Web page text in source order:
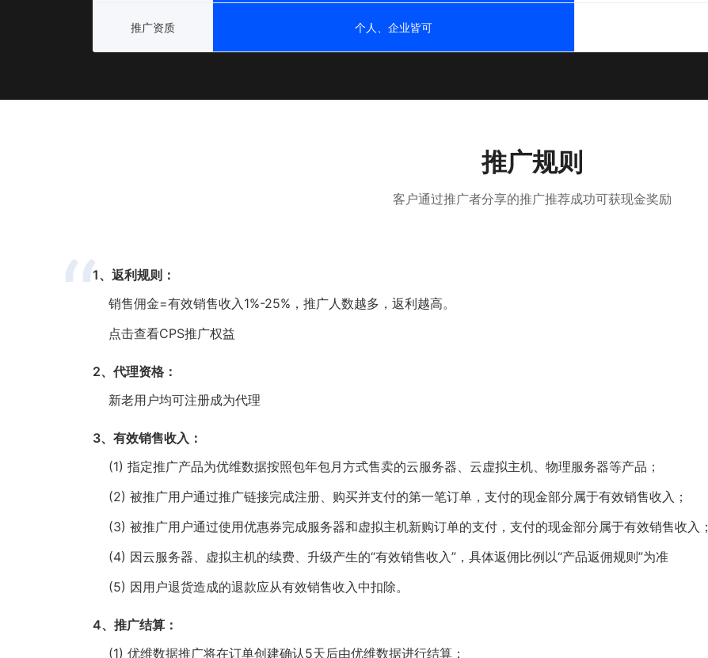
推广资质 个人、企业皆可
推广规则
客户通过推广者分享的推广推荐成功可获现金奖励
1、返利规则：
销售佣金=有效销售收入1%-25%，推广人数越多，返利越高。
点击查看CPS推广权益
2、代理资格：
新老用户均可注册成为代理
3、有效销售收入：
(1) 指定推广产品为优维数据按照包年包月方式售卖的云服务器、云虚拟主机、物理服务器等产品；
(2) 被推广用户通过推广链接完成注册、购买并支付的第一笔订单，支付的现金部分属于有效销售收入；
(3) 被推广用户通过使用优惠券完成服务器和虚拟主机新购订单的支付，支付的现金部分属于有效销售收入；
(4) 因云服务器、虚拟主机的续费、升级产生的“有效销售收入”，具体返佣比例以“产品返佣规则”为准
(5) 因用户退货造成的退款应从有效销售收入中扣除。
4、推广结算：
(1) 优维数据推广将在订单创建确认5天后由优维数据进行结算；